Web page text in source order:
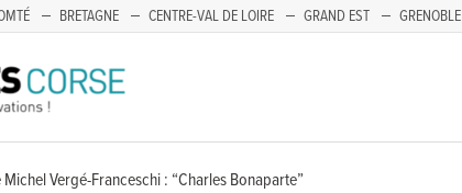
BRETAGNE CENTRE-VAL DE LOIRE GRAND EST GRENOBLE
Vergé-Franceschi : “Charles Bonaparte”